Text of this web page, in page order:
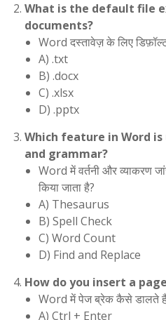
What is the default file
documents?
Word दस्तावेज़ के लिए
A) .txt
B) .docx
C) .xlsx
D) .pptx
Which feature in Word
and grammar?
Word में वर्तनी और व्याकरण
किया जाता है?
A) Thesaurus
B) Spell Check
C) Word Count
D) Find and Replace
How do you insert a
Word में पेज ब्रेक कैसे डालते
A) Ctrl + Enter